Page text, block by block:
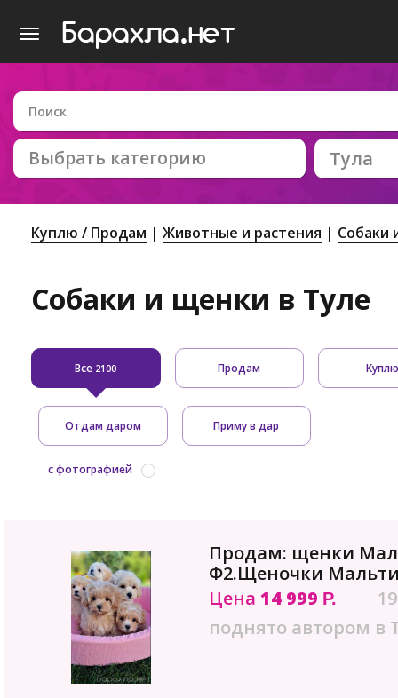
Выбрать категорию Тула
Куплю / Продам Животные и растения Собаки
Собаки и щенки в Туле
Все 2100 Продам
Отдам даром Приму в дар
с фотографией
Продам: щенки
Ф2.Щеночки
Цена 14 999 Р.
поднято автором в